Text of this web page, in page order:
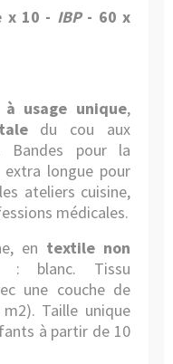
x 10 - IBP- 60 x
à usage unique,
du cou aux
Bandes pour la
extra longue pour
ateliers cuisine,
médicales.
en textile non
: blanc. Tissu
une couche de
. Taille unique
à partir de 10